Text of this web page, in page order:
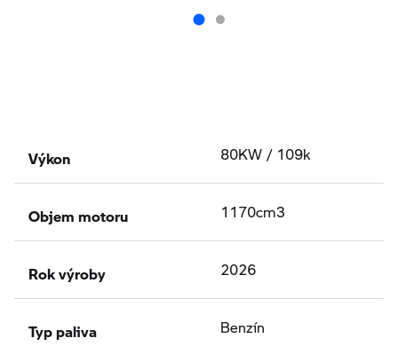
Výkon 80KW / 109k
Objem motoru 1170cm3
Rok výroby 2026
Typ paliva Benzín